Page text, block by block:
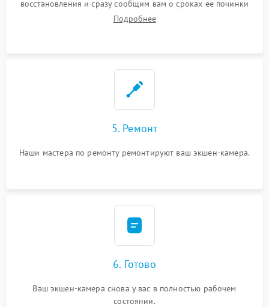
восстановления и сразу сообщим вам о сроках ее починки
Подробнее
5. Ремонт
Наши мастера по ремонту ремонтируют ваш экшен-камера.
6. Готово
Ваш экшен-камера снова у вас в полностью рабочем
состоянии.